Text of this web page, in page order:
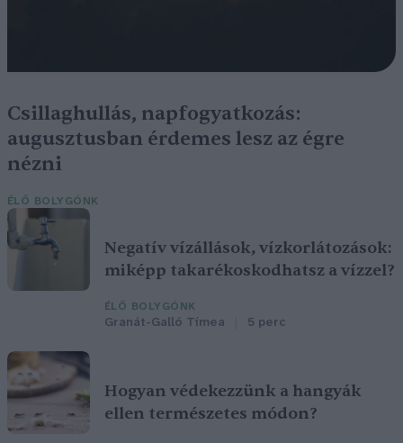
Csillaghullás, napfogyatkozás:
augusztusban érdemes lesz az égre
nézni
ÉLŐ BOLYGÓNK
Negatív vízállások, vízkorlátozások:
miképp takarékoskodhatsz a vízzel?
ÉLŐ BOLYGÓNK
Granát-Galló Tímea 5 perc
Hogyan védekezzünk a hangyák
ellen természetes módon?